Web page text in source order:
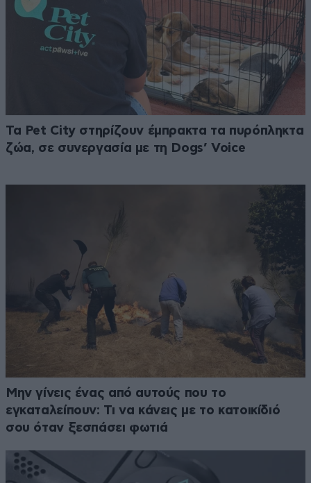
Τα Pet City στηρίζουν έμπρακτα τα πυρόπληκτα
ζώα, σε συνεργασία με τη Dogs’ Voice
Μην γίνεις ένας από αυτούς που το
εγκαταλείπουν: Τι να κάνεις με το κατοικίδιό
σου όταν ξεσπάσει φωτιά